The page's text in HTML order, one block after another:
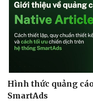
Hình thức quảng
SmartAds